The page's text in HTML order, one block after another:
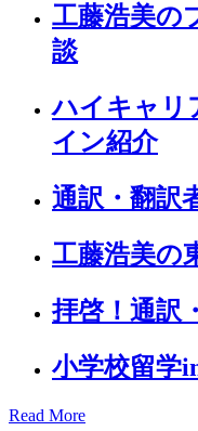
工藤浩美の
談
ハイキャリ
イン紹介
通訳・翻訳
工藤浩美の
拝啓！通訳
小学校留学
Read More